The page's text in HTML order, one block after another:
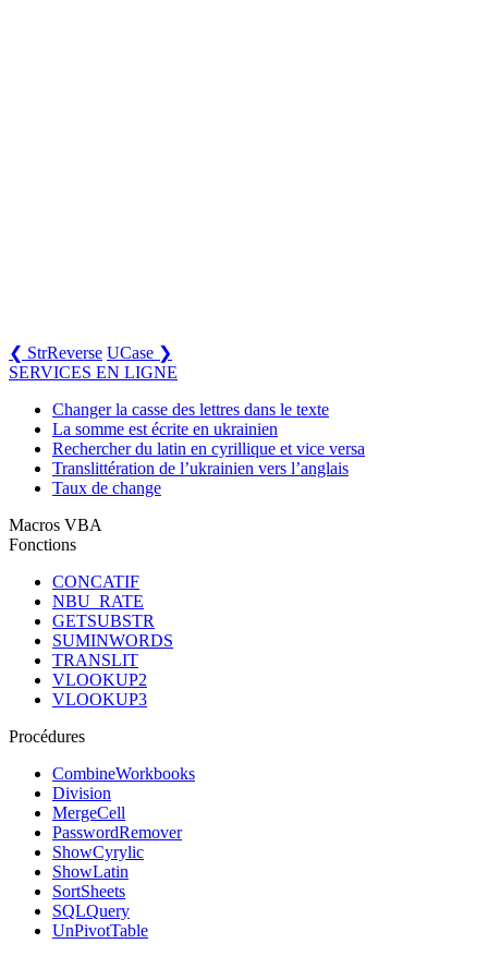
❮ StrReverse UCase ❯
SERVICES EN LIGNE
Changer la casse des lettres dans le texte
La somme est écrite en ukrainien
Rechercher du latin en cyrillique et vice versa
Translittération de l’ukrainien vers l’anglais
Taux de change
Macros VBA
Fonctions
CONCATIF
NBU_RATE
GETSUBSTR
SUMINWORDS
TRANSLIT
VLOOKUP2
VLOOKUP3
Procédures
CombineWorkbooks
Division
MergeCell
PasswordRemover
ShowCyrylic
ShowLatin
SortSheets
SQLQuery
UnPivotTable